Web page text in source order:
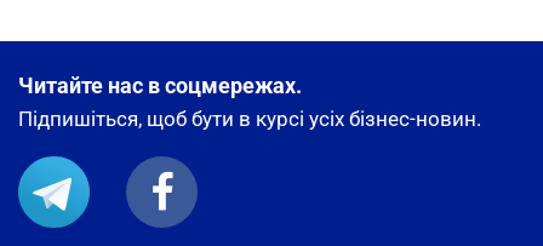
Читайте нас в соцмережах.
Підпишіться, щоб бути в курсі усіх бізнес-новин.